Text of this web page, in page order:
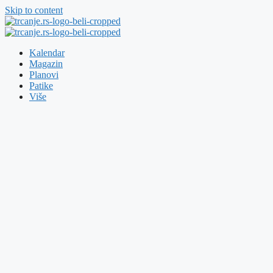
Skip to content
Kalendar
Magazin
Planovi
Patike
Više